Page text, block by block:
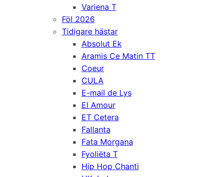
Variena T
Föl 2026
Tidigare hästar
Absolut Ek
Aramis Ce Matin TT
Coeur
CULA
E-mail de Lys
El Amour
ET Cetera
Fallanta
Fata Morgana
Fyoliëta T
Hip Hop Chanti